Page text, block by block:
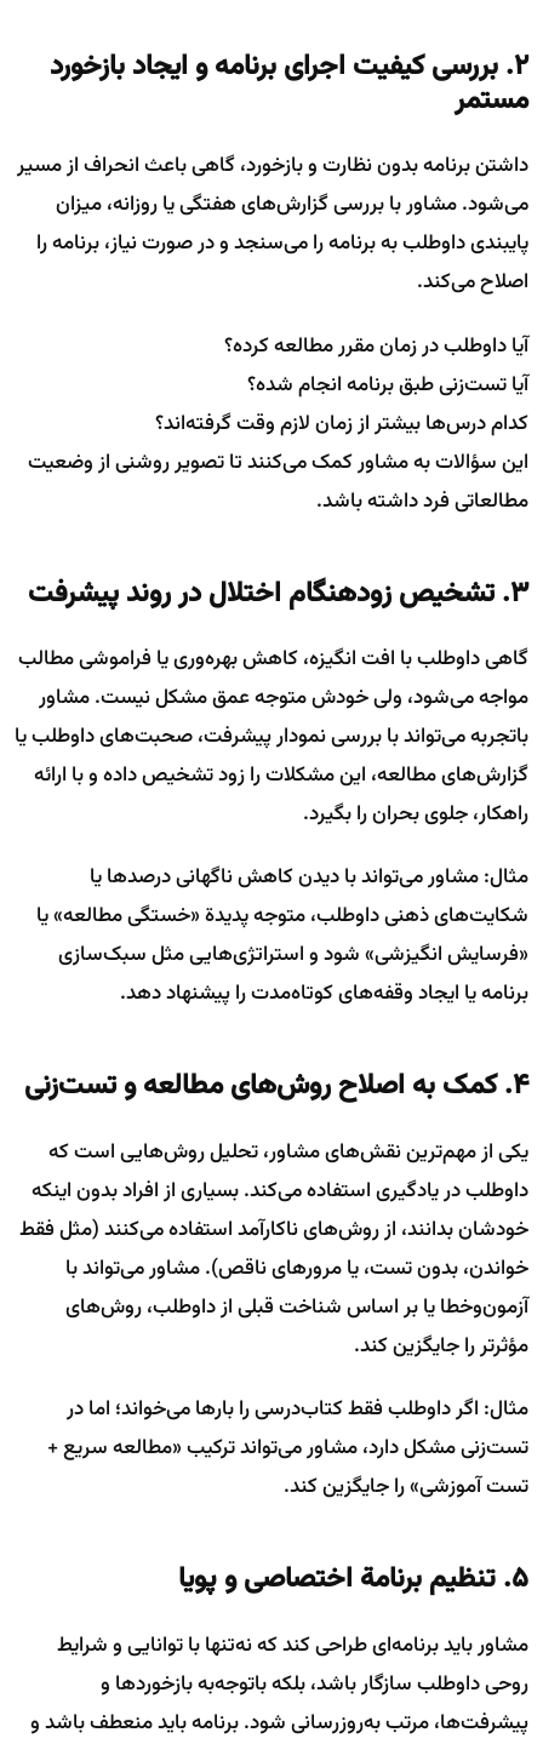
۲. بررسی کیفیت اجرای برنامه و ایجاد بازخورد
مستمر
داشتن برنامه بدون نظارت و بازخورد، گاهی باعث انحراف از مسیر
می‌شود. مشاور با بررسی گزارش‌های هفتگی یا روزانه، میزان
پایبندی داوطلب به برنامه را می‌سنجد و در صورت نیاز، برنامه را
اصلاح می‌کند.
آیا داوطلب در زمان مقرر مطالعه کرده؟
آیا تست‌زنی طبق برنامه انجام شده؟
کدام درس‌ها بیشتر از زمان لازم وقت گرفته‌اند؟
این سؤالات به مشاور کمک می‌کنند تا تصویر روشنی از وضعیت
مطالعاتی فرد داشته باشد.
۳. تشخیص زودهنگام اختلال در روند پیشرفت
گاهی داوطلب با افت انگیزه، کاهش بهره‌وری یا فراموشی مطالب
مواجه می‌شود، ولی خودش متوجه عمق مشکل نیست. مشاور
باتجربه می‌تواند با بررسی نمودار پیشرفت، صحبت‌های داوطلب یا
گزارش‌های مطالعه، این مشکلات را زود تشخیص داده و با ارائه
راهکار، جلوی بحران را بگیرد.
مثال: مشاور می‌تواند با دیدن کاهش ناگهانی درصدها یا
شکایت‌های ذهنی داوطلب، متوجه پدیدة «خستگی مطالعه» یا
«فرسایش انگیزشی» شود و استراتژی‌هایی مثل سبک‌سازی
برنامه یا ایجاد وقفه‌های کوتاه‌مدت را پیشنهاد دهد.
۴. کمک به اصلاح روش‌های مطالعه و تست‌زنی
یکی از مهم‌ترین نقش‌های مشاور، تحلیل روش‌هایی است که
داوطلب در یادگیری استفاده می‌کند. بسیاری از افراد بدون اینکه
خودشان بدانند، از روش‌های ناکارآمد استفاده می‌کنند (مثل فقط
خواندن، بدون تست، یا مرورهای ناقص). مشاور می‌تواند با
آزمون‌وخطا یا بر اساس شناخت قبلی از داوطلب، روش‌های
مؤثرتر را جایگزین کند.
مثال: اگر داوطلب فقط کتاب‌درسی را بارها می‌خواند؛ اما در
تست‌زنی مشکل دارد، مشاور می‌تواند ترکیب «مطالعه سریع +
تست آموزشی» را جایگزین کند.
۵. تنظیم برنامة اختصاصی و پویا
مشاور باید برنامه‌ای طراحی کند که نه‌تنها با توانایی و شرایط
روحی داوطلب سازگار باشد، بلکه باتوجه‌به بازخوردها و
پیشرفت‌ها، مرتب به‌روزرسانی شود. برنامه باید منعطف باشد و